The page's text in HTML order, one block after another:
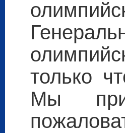
только
Мы